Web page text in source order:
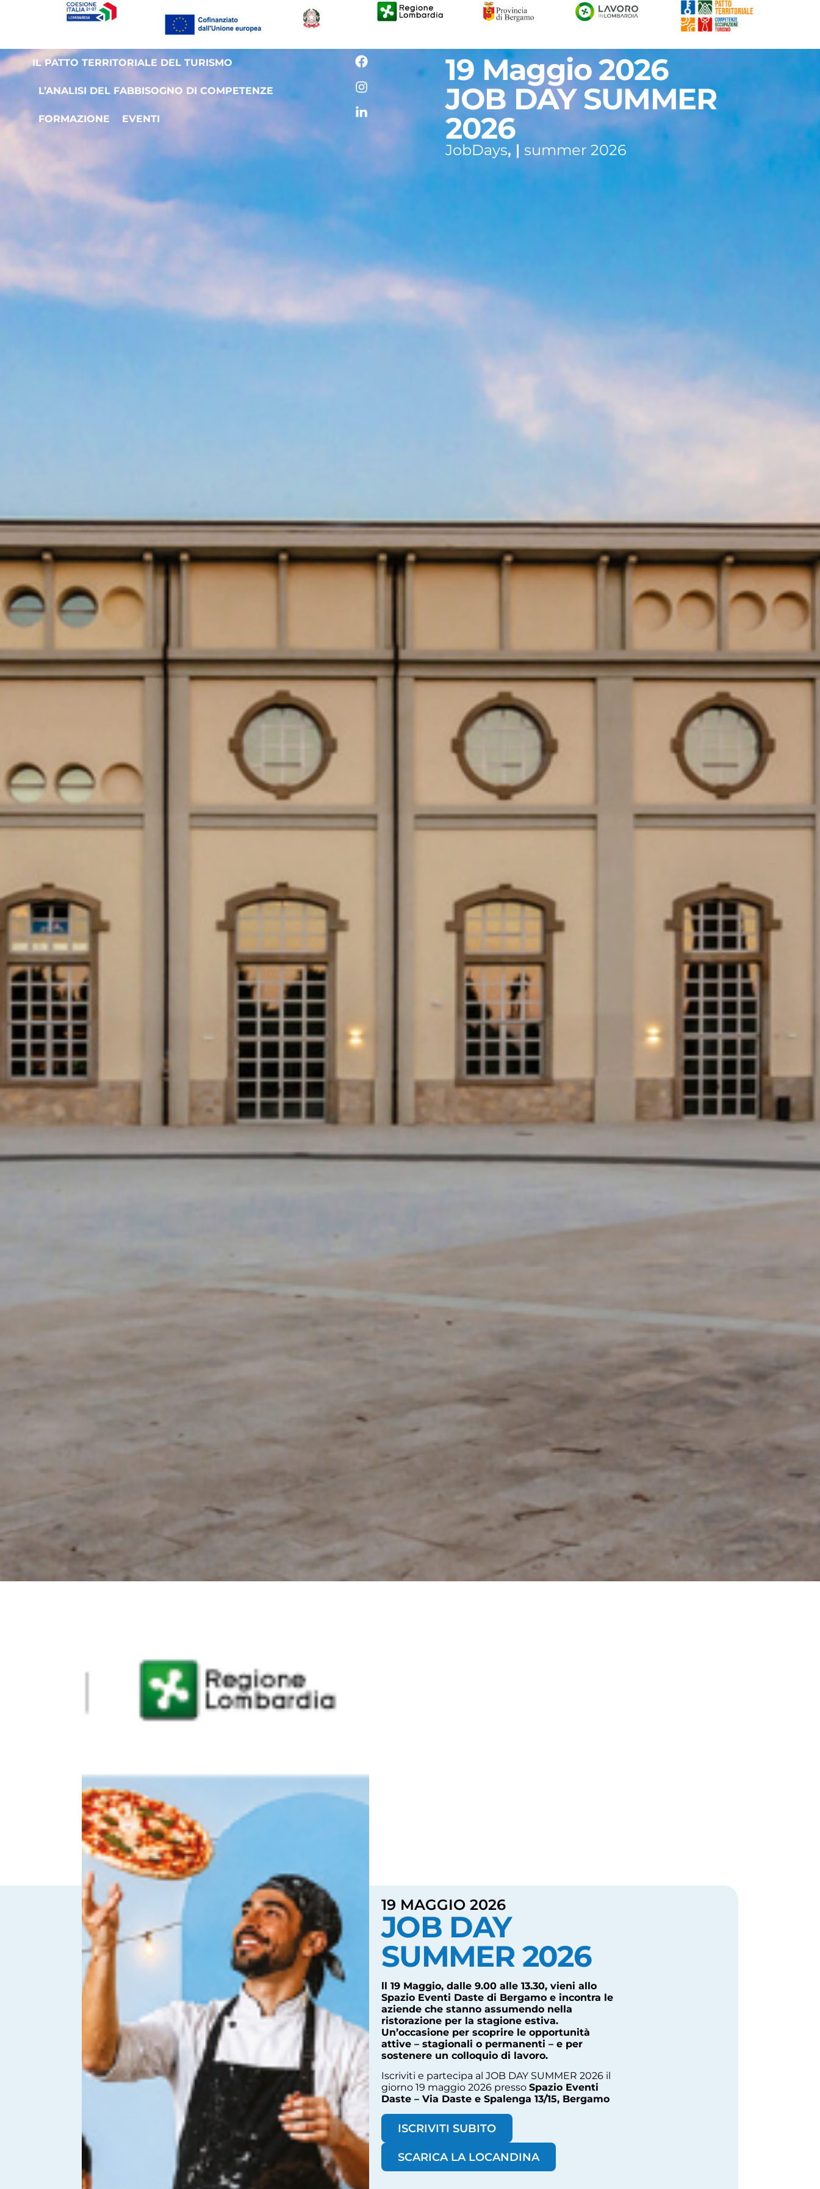
IL PATTO TERRITORIALE DEL TURISMO
L’ANALISI DEL FABBISOGNO DI COMPETENZE
FORMAZIONE EVENTI
19 Maggio 2026
JOB DAY SUMMER
2026
JobDays, |summer 2026
19 MAGGIO 2026
JOB DAY
SUMMER 2026
ll 19 Maggio, dalle 9.00 alle 13.30, vieni allo
Spazio Eventi Daste di Bergamo e incontra le
aziende che stanno assumendo nella
ristorazione per la stagione estiva.
Un’occasione per scoprire le opportunità
attive – stagionali o permanenti – e per
sostenere un colloquio di lavoro.
Iscriviti e partecipa al JOB DAY SUMMER 2026 il
giorno 19 maggio 2026 presso Spazio Eventi
Daste – Via Daste e Spalenga 13/15, Bergamo
ISCRIVITI SUBITO
SCARICA LA LOCANDINA